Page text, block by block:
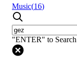
Music(16)
"ENTER" to Search